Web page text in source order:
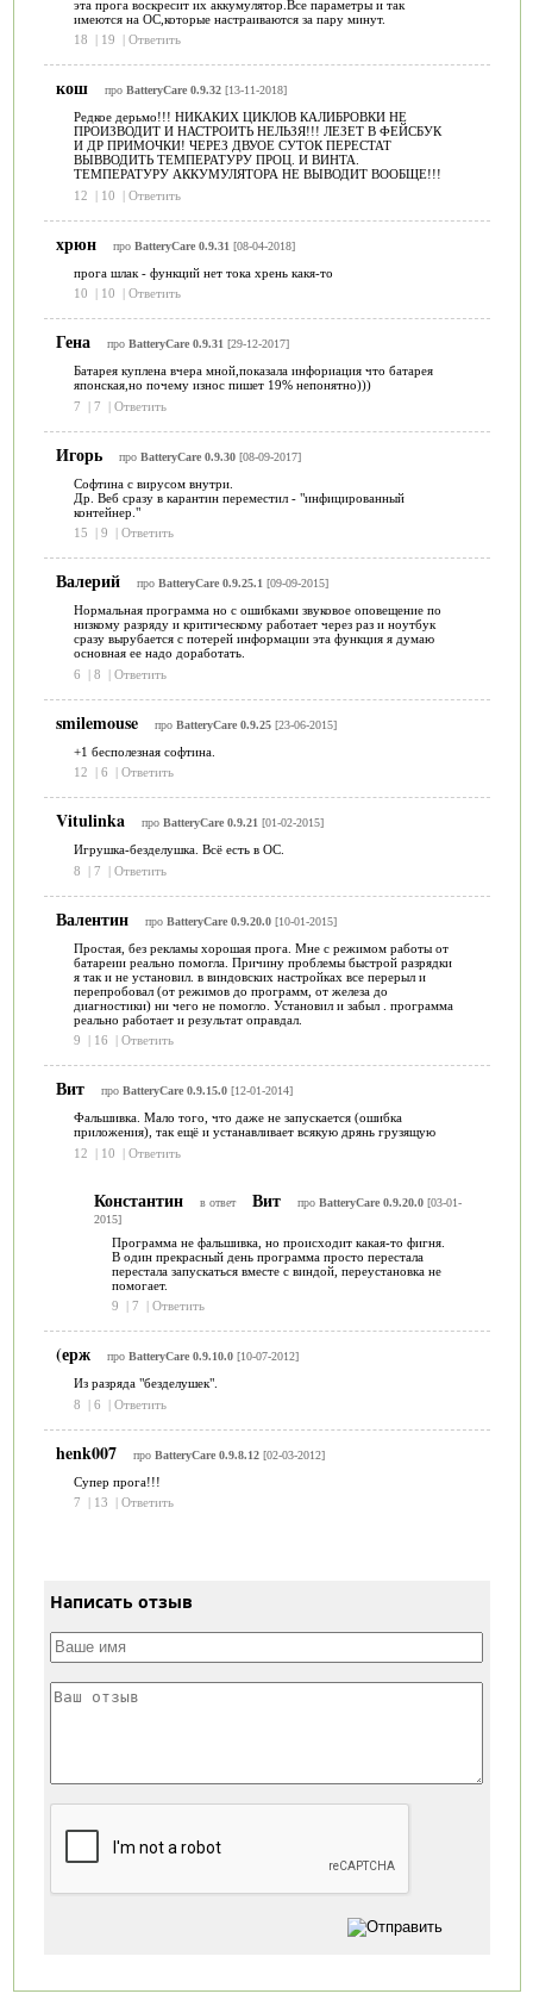
эта прога воскресит их аккумулятор.Все параметры и так
имеются на ОС,которые настраиваются за пару минут.
18
| 19 | Ответить
кош про BatteryCare 0.9.32[13-11-2018]
Редкое дерьмо!!! НИКАКИХ ЦИКЛОВ КАЛИБРОВКИ НЕ
ПРОИЗВОДИТ И НАСТРОИТЬ НЕЛЬЗЯ!!! ЛЕЗЕТ В ФЕЙСБУК
И ДР ПРИМОЧКИ! ЧЕРЕЗ ДВУОЕ СУТОК ПЕРЕСТАТ
ВЫВВОДИТЬ ТЕМПЕРАТУРУ ПРОЦ. И ВИНТА.
ТЕМПЕРАТУРУ АККУМУЛЯТОРА НЕ ВЫВОДИТ ВООБЩЕ!!!
12
| 10 | Ответить
хрюн про BatteryCare 0.9.31 [08-04-2018]
прога шлак - функций нет тока хрень какя-то
10
| 10 | Ответить
Гена про BatteryCare 0.9.31 [29-12-2017]
Батарея куплена вчера мной,показала инфориация что батарея
японская,но почему износ пишет 19% непонятно)))
7
| 7 | Ответить
Игорь про BatteryCare 0.9.30[08-09-2017]
Софтина с вирусом внутри.
Др. Веб сразу в карантин переместил - "инфицированный
контейнер."
15
| 9 | Ответить
Валерий про BatteryCare 0.9.25.1 [09-09-2015]
Нормальная программа но с ошибками звуковое оповещение по
низкому разряду и критическому работает через раз и ноутбук
сразу вырубается с потерей информации эта функция я думаю
основная ее надо доработать.
6
| 8 | Ответить
smilemouse про BatteryCare 0.9.25[23-06-2015]
+1 бесполезная софтина.
12
| 6 | Ответить
Vitulinka про BatteryCare 0.9.21 [01-02-2015]
Игрушка-безделушка. Всё есть в ОС.
8
| 7 | Ответить
Валентин про BatteryCare 0.9.20.0[10-01-2015]
Простая, без рекламы хорошая прога. Мне с режимом работы от
батареии реально помогла. Причину проблемы быстрой разрядки
я так и не установил. в виндовских настройках все перерыл и
перепробовал (от режимов до программ, от железа до
диагностики) ни чего не помогло. Установил и забыл . программа
реально работает и результат оправдал.
9
| 16 | Ответить
Вит про BatteryCare 0.9.15.0[12-01-2014]
Фальшивка. Мало того, что даже не запускается (ошибка
приложения), так ещё и устанавливает всякую дрянь грузящую
12
| 10 | Ответить
Константин в ответ Вит про BatteryCare 0.9.20.0[03-01-
2015]
Программа не фальшивка, но происходит какая-то фигня.
В один прекрасный день программа просто перестала
перестала запускаться вместе с виндой, переустановка не
помогает.
9
| 7 | Ответить
(ерж про BatteryCare 0.9.10.0[10-07-2012]
Из разряда "безделушек".
8
| 6 | Ответить
henk007 про BatteryCare 0.9.8.12[02-03-2012]
Супер прога!!!
7
| 13 | Ответить
Написать отзыв